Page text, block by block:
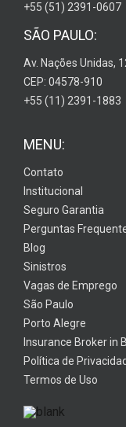
+55 (51) 2391-0607
SÃO PAULO:
Av. Nações Unidas,
CEP: 04578-910
+55 (11) 2391-1883
MENU:
Contato
Institucional
Seguro Garantia
Perguntas
Blog
Sinistros
Vagas de Emprego
São Paulo
Porto Alegre
Insurance Broker in
Política de
Termos de Uso